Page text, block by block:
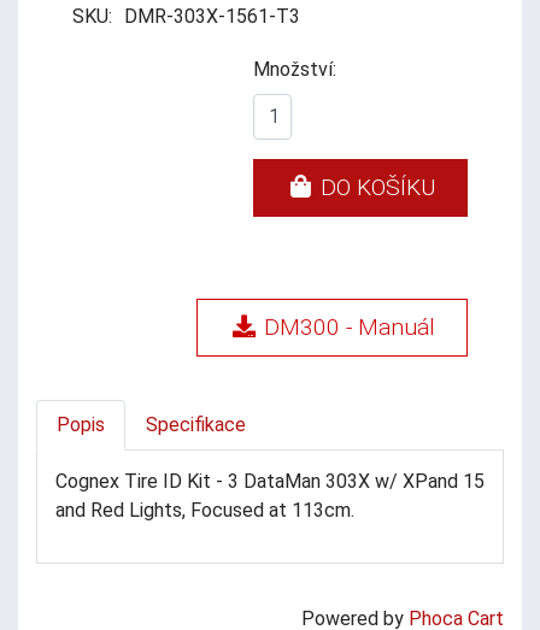
SKU: DMR-303X-1561-T3
Množství:
DO KOŠÍKU
DM300 - Manuál
Popis Specifikace
Cognex Tire ID Kit - 3 DataMan 303X w/ XPand 15
and Red Lights, Focused at 113cm.
Powered by Phoca Cart